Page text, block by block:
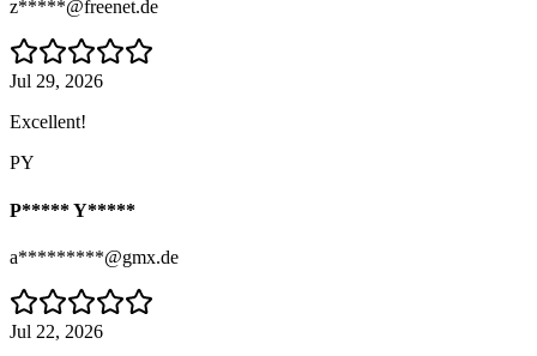
z*****@freenet.de
Jul 29, 2026
Excellent!
PY
P***** Y*****
a*********@gmx.de
Jul 22, 2026